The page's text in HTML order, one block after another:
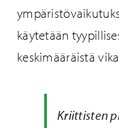
käytetään
keskimääräistä
Kriittisten